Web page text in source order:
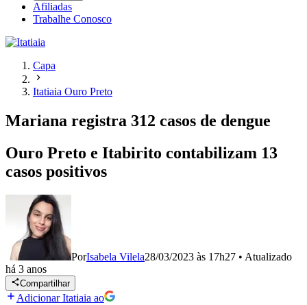
Afiliadas
Trabalhe Conosco
Capa
Itatiaia Ouro Preto
Mariana registra 312 casos de dengue
Ouro Preto e Itabirito contabilizam 13
casos positivos
PorIsabela Vilela28/03/2023 às 17h27 • Atualizado
há 3 anos
Compartilhar
Adicionar Itatiaia ao